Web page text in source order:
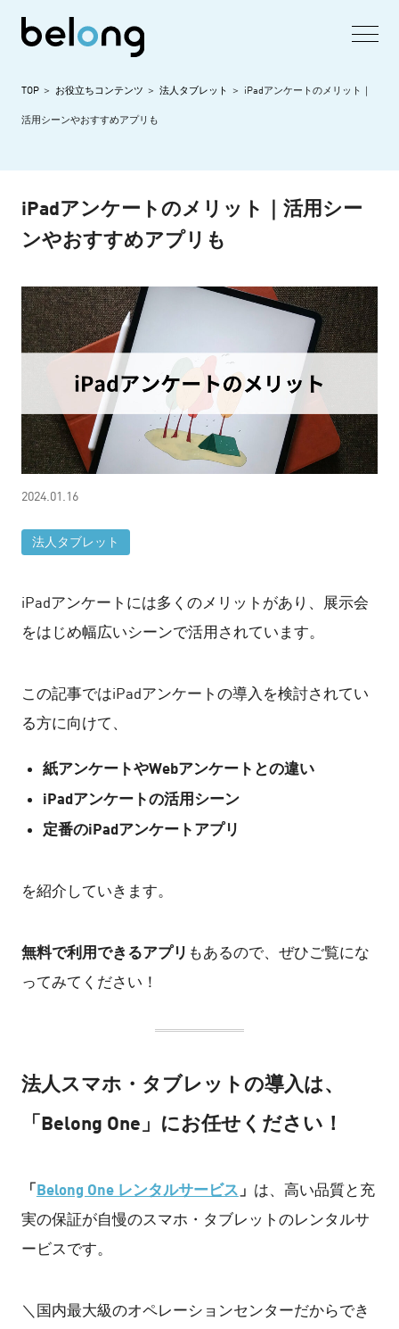
TOP お役立ちコンテンツ 法人タブレット iPadアンケートのメリット｜
活用シーンやおすすめアプリも
iPadアンケートのメリット｜活用シー
ンやおすすめアプリも
2024.01.16
法人タブレット
iPadアンケートには多くのメリットがあり、展示会
をはじめ幅広いシーンで活用されています。
この記事ではiPadアンケートの導入を検討されてい
る方に向けて、
紙アンケートやWebアンケートとの違い
iPadアンケートの活用シーン
定番のiPadアンケートアプリ
を紹介していきます。
無料で利用できるアプリ もあるので、ぜひご覧にな
ってみてください！
法人スマホ・タブレットの導入は、
「Belong One」にお任せください！
「Belong One レンタルサービス 」 は、高い品質と充
実の保証が自慢のスマホ・タブレットのレンタルサ
ービスです。
＼国内最大級のオペレーションセンターだからでき